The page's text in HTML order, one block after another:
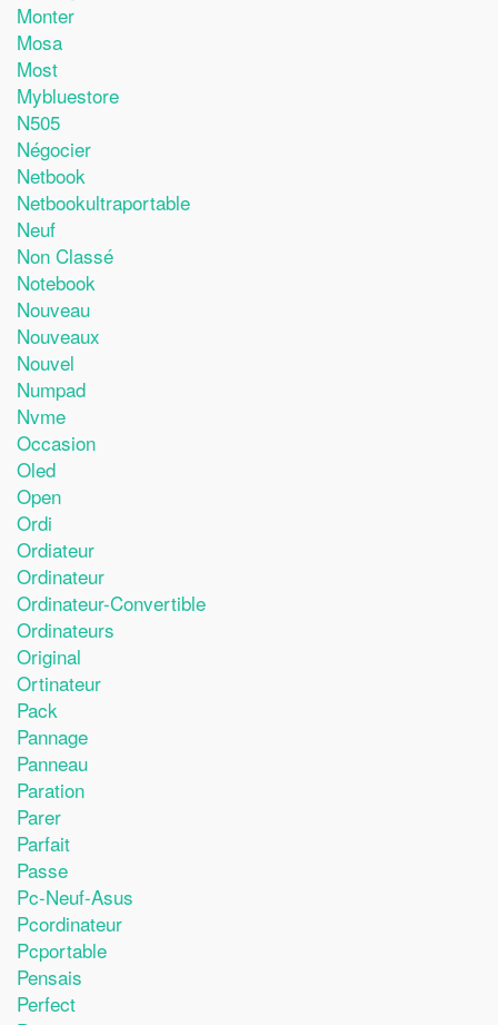
Monter
Mosa
Most
Mybluestore
N505
Négocier
Netbook
Netbookultraportable
Neuf
Non Classé
Notebook
Nouveau
Nouveaux
Nouvel
Numpad
Nvme
Occasion
Oled
Open
Ordi
Ordiateur
Ordinateur
Ordinateur-Convertible
Ordinateurs
Original
Ortinateur
Pack
Pannage
Panneau
Paration
Parer
Parfait
Passe
Pc-Neuf-Asus
Pcordinateur
Pcportable
Pensais
Perfect